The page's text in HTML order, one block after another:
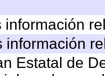
información
información
Estatal de